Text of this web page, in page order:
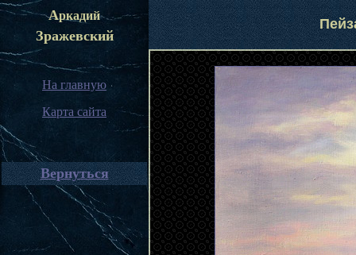
Аркадий
Зражевский
На главную
Карта сайта
Вернуться